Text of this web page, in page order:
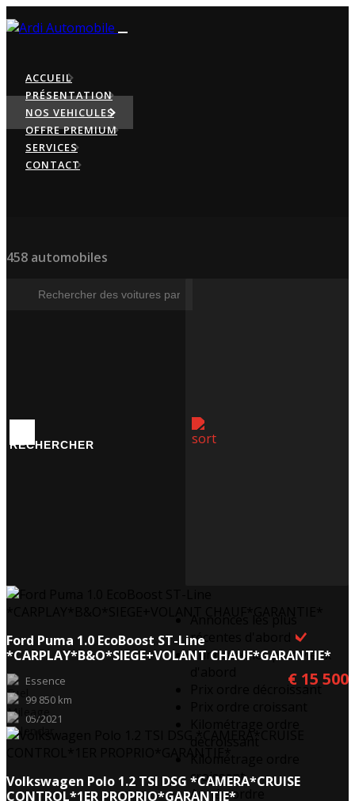
ACCUEIL
PRÉSENTATION
NOS VEHICULES
OFFRE PREMIUM
SERVICES
CONTACT
458 automobiles
récentes d'abord
Annonces les plus vieux
Prix ordre décroissant
croissant
Année ordre
Ford Puma 1.0 EcoBoost ST-Line
*CARPLAY*B&O*SIEGE+VOLANT CHAUF*GARANTIE*
Essence
99 850 km
05/2021
€ 15 500
Volkswagen Polo 1.2 TSI DSG *CAMERA*CRUISE
CONTROL*1ER PROPRIO*GARANTIE*